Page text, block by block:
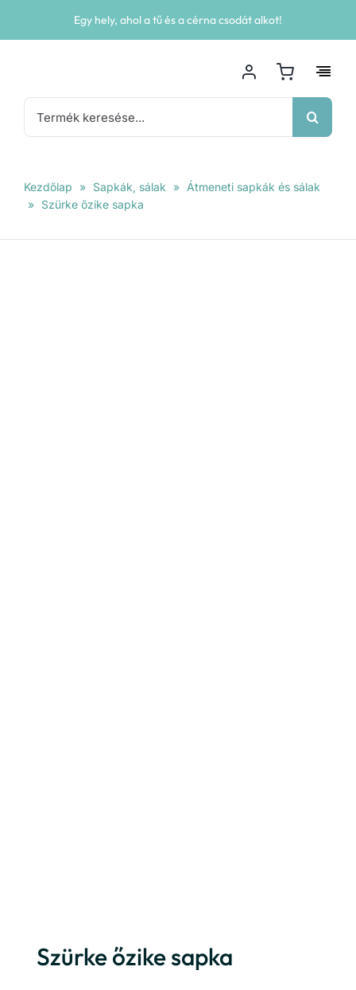
Egy hely, ahol a tű és a cérna csodát alkot!
Keresés...
Kezdőlap » Sapkák, sálak » Átmeneti sapkák és sálak
» Szürke őzike sapka
Szürke őzike sapka